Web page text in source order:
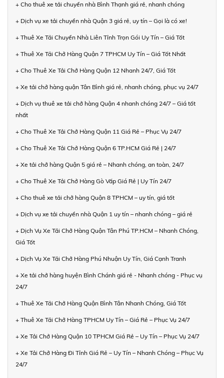
+ Cho thuê xe tải chuyển nhà Bình Thạnh giá rẻ, nhanh chóng
+ Dịch vụ xe tải chuyển nhà Quận 3 giá rẻ, uy tín – Gọi là có xe!
+ Thuê Xe Tải Chuyển Nhà Liên Tỉnh Trọn Gói Uy Tín – Giá Tốt
+ Thuê Xe Tải Chở Hàng Quận 7 TPHCM Uy Tín – Giá Tốt Nhất
+ Cho Thuê Xe Tải Chở Hàng Quận 12 Nhanh 24/7, Giá Tốt
+ Xe tải chở hàng quận Tân Bình giá rẻ, nhanh chóng, phục vụ 24/7
+ Dịch vụ thuê xe tải chở hàng Quận 4 nhanh chóng 24/7 – Giá tốt
nhất
+ Cho Thuê Xe Tải Chở Hàng Quận 11 Giá Rẻ – Phục Vụ 24/7
+ Cho Thuê Xe Tải Chở Hàng Quận 6 TP.HCM Giá Rẻ | 24/7
+ Xe tải chở hàng Quận 5 giá rẻ – Nhanh chóng, an toàn, 24/7
+ Cho Thuê Xe Tải Chở Hàng Gò Vấp Giá Rẻ | Uy Tín 24/7
+ Cho thuê xe tải chở hàng Quận 8 TPHCM – uy tín, giá tốt
+ Dịch vụ xe tải chuyển nhà Quận 1 uy tín – nhanh chóng – giá rẻ
+ Dịch Vụ Xe Tải Chở Hàng Quận Tân Phú TP.HCM – Nhanh Chóng,
Giá Tốt
+ Dịch Vụ Xe Tải Chở Hàng Phú Nhuận Uy Tín, Giá Cạnh Tranh
+ Xe tải chở hàng huyện Bình Chánh giá rẻ - Nhanh chóng - Phục vụ
24/7
+ Thuê Xe Tải Chở Hàng Quận Bình Tân Nhanh Chóng, Giá Tốt
+ Thuê Xe Tải Chở Hàng TPHCM Uy Tín – Giá Rẻ – Phục Vụ 24/7
+ Xe Tải Chở Hàng Quận 10 TPHCM Giá Rẻ – Uy Tín – Phục Vụ 24/7
+ Xe Tải Chở Hàng Đi Tỉnh Giá Rẻ – Uy Tín – Nhanh Chóng – Phục Vụ
24/7